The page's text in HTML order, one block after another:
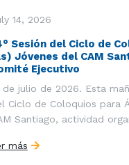
14, 2026
Sesión del Ciclo de
Jóvenes del CAM
Ejecutivo
de julio de 2026. Esta
Ciclo de Coloquios para
Santiago, actividad
y Relaciones
más